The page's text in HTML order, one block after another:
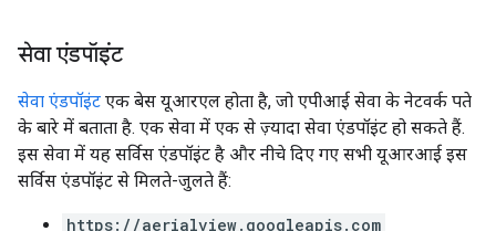
सेवा एंडपॉइंट
सेवा एंडपॉइंट एक बेस यूआरएल होता है, जो एपीआई सेवा के नेटवर्क पते
के बारे में बताता है. एक सेवा में एक से ज़्यादा सेवा एंडपॉइंट हो सकते हैं.
इस सेवा में यह सर्विस एंडपॉइंट है और नीचे दिए गए सभी यूआरआई इस
सर्विस एंडपॉइंट से मिलते-जुलते हैं:
https://aerialview.googleapis.com